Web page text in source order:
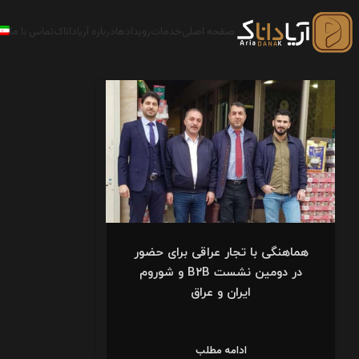
صفحه اصلی خدمات رویدادها درباره آریاداناکتماس با ما
هماهنگی با تجار عراقی برای حضور
در دومین نشست B۲B و شوروم
ایران و عراق
ادامه مطلب